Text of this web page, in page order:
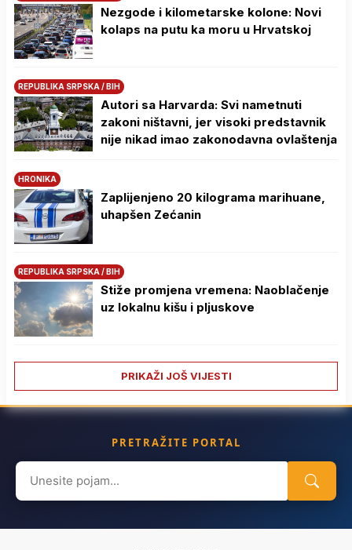
Nezgode i kilometarske kolone: Novi
kolaps na putu ka moru u Hrvatskoj
REPUBLIKA SRPSKA / BIH
Autori sa Harvarda: Svi nametnuti
zakoni ništavni, jer visoki predstavnik
nije nikad imao zakonodavna ovlaštenja
HRONIKA
Zaplijenjeno 20 kilograma marihuane,
uhapšen Zećanin
REPUBLIKA SRPSKA / BIH
Stiže promjena vremena: Naoblačenje
uz lokalnu kišu i pljuskove
PRIKAŽI JOŠ VIJESTI
PRETRAŽITE PORTAL
Search
for: